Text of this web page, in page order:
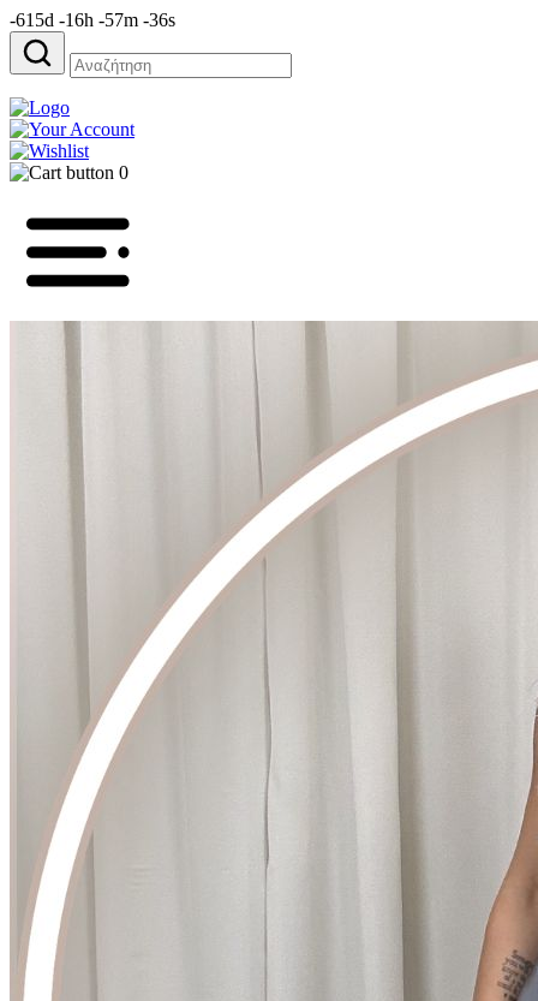
-615d -16h -57m -36s
Αναζήτηση
για:
0